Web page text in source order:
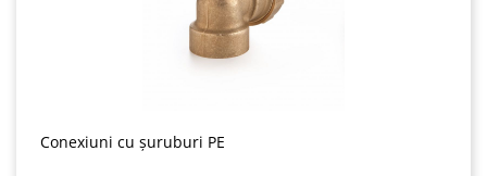
Conexiuni cu șuruburi PE